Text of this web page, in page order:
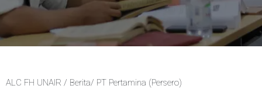
ALC FH UNAIR / Berita/ PT Pertamina (Persero)